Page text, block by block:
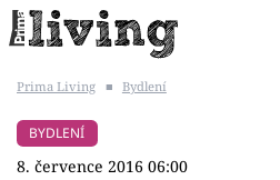
BYDLENÍ SLAVNÝCH
Prima Living ■ Bydlení
BYDLENÍ
8. července 2016 06:00